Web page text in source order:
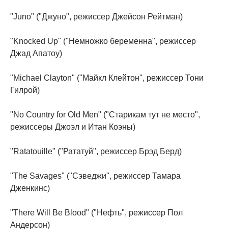
"Juno" ("Джуно", режиссер Джейсон Рейтман)
"Knocked Up" ("Немножко беременна", режиссер
Джад Апатоу)
"Michael Clayton" ("Майкл Клейтон", режиссер Тони
Гилрой)
"No Country for Old Men" ("Старикам тут не место",
режиссеры Джоэл и Итан Коэны)
"Ratatouille" ("Рататуй", режиссер Брэд Берд)
"The Savages" ("Сэведжи", режиссер Тамара
Дженкинс)
"There Will Be Blood" ("Нефть", режиссер Пол
Андерсон)